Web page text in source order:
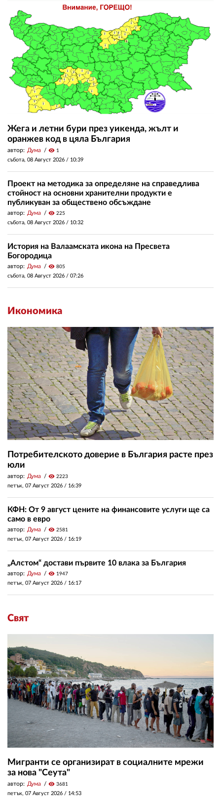
Жега и летни бури през уикенда, жълт и
оранжев код в цяла България
автор: Дума visibility 1
събота, 08 Август 2026 / 10:39
Проект на методика за определяне на справедлива
стойност на основни хранителни продукти е
публикуван за обществено обсъждане
автор: Дума visibility 225
събота, 08 Август 2026 / 10:32
История на Валаамската икона на Пресвета
Богородица
автор: Дума visibility 805
събота, 08 Август 2026 / 07:26
Икономика
Потребителското доверие в България расте през
юли
автор: Дума visibility 2223
петък, 07 Август 2026 / 16:39
КФН: От 9 август цените на финансовите услуги ще са
само в евро
автор: Дума visibility 2581
петък, 07 Август 2026 / 16:19
„Алстом“ достави първите 10 влака за България
автор: Дума visibility 1947
петък, 07 Август 2026 / 16:17
Свят
Мигранти се организират в социалните мрежи
за нова "Сеута"
автор: Дума visibility 3681
петък, 07 Август 2026 / 14:53